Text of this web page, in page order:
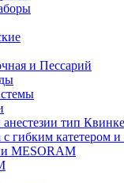
и Пессарий
тип Квинке
с гибким катетером
MESORAM